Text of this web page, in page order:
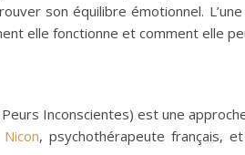
son équilibre émotionnel.
elle fonctionne et comment elle
Inconscientes) est une
Nicon, psychothérapeute français,